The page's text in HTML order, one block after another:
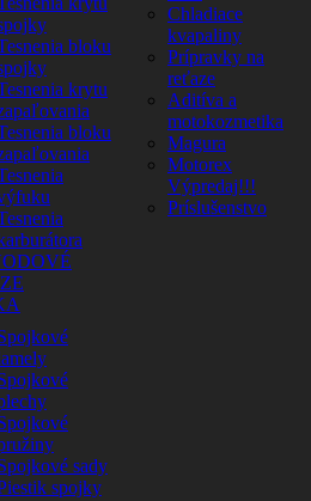
bloku
krytu
bloku
sady
spojky
Chladiace
kvapaliny
Prípravky na
reťaze
Aditíva a
motokozmetika
Magura
Motorex
Výpredaj!!!
Príslušenstvo